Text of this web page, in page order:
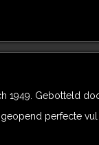
1949. Gebotteld
perfecte vul